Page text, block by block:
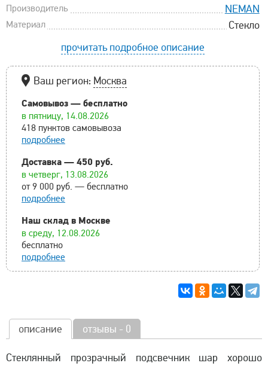
Производитель NEMAN
Материал
Стекло
прочитать подробное описание
Ваш регион: Москва
Самовывоз — бесплатно
в пятницу, 14.08.2026
418 пунктов самовывоза
подробнее
Доставка — 450 руб.
в четверг, 13.08.2026
от 9 000 руб. — бесплатно
подробнее
Наш склад в Москве
в среду, 12.08.2026
бесплатно
подробнее
описание отзывы - 0
Стеклянный прозрачный подсвечник шар хорошо